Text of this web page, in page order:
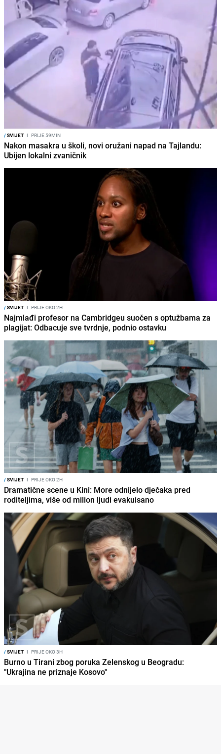
/SVIJET I PRIJE 59MIN
Nakon masakra u školi, novi oružani napad na Tajlandu:
Ubijen lokalni zvaničnik
/SVIJET I PRIJE OKO 2H
Najmlađi profesor na Cambridgeu suočen s optužbama za
plagijat: Odbacuje sve tvrdnje, podnio ostavku
/SVIJET I PRIJE OKO 2H
Dramatične scene u Kini: More odnijelo dječaka pred
roditeljima, više od milion ljudi evakuisano
/SVIJET I PRIJE OKO 3H
Burno u Tirani zbog poruka Zelenskog u Beogradu:
"Ukrajina ne priznaje Kosovo"